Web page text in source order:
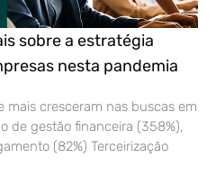
sobre a estratégia
nesta pandemia
mais cresceram nas buscas em
de gestão financeira (358%),
(82%) Terceirização